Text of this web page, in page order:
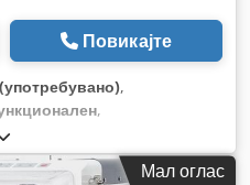
Повикајте
,
,
Мал оглас